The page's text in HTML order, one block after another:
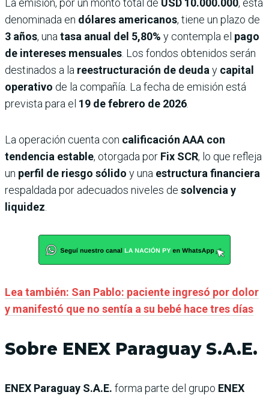
La emisión, por un monto total de USD 10.000.000, está
denominada en dólares americanos, tiene un plazo de
3 años, unatasa anual del 5,80% y contempla el pago
de intereses mensuales. Los fondos obtenidos serán
destinados a la reestructuración de deuday capital
operativo de la compañía. La fecha de emisión está
prevista para el 19 de febrero de 2026.
La operación cuenta con calificación AAA con
tendencia estable, otorgada por Fix SCR, lo que refleja
un perfil de riesgo sólido y una estructura financiera
respaldada por adecuados niveles de solvencia y
liquidez.
Lea también: San Pablo: paciente ingresó por dolor
y manifestó que no sentía a su bebé hace tres días
Sobre ENEX Paraguay S.A.E.
ENEX Paraguay S.A.E. forma parte del grupo ENEX